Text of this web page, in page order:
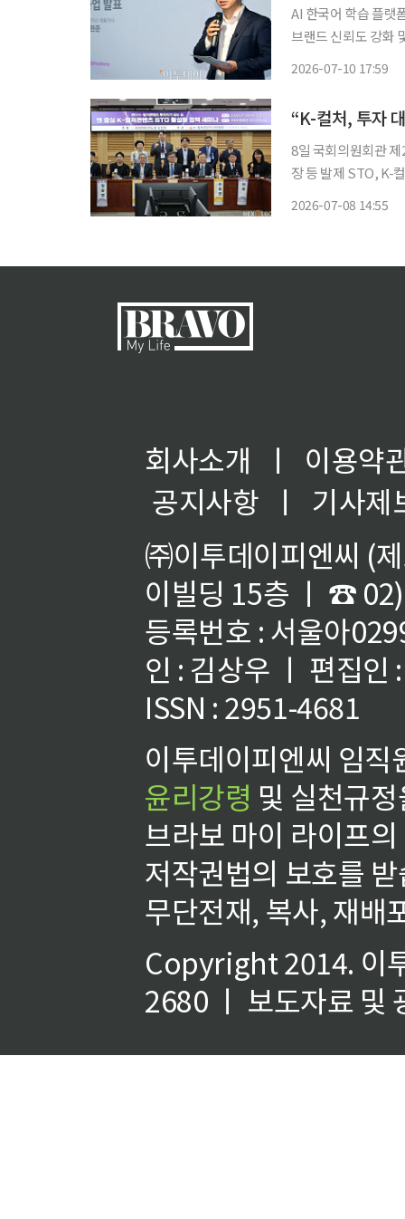
AI 한국어 학습 플랫
브랜드 신뢰도 강화
2026-07-10 17:59
“K-컬처, 투자
8일 국회의원회관 제
장 등 발제 STO, K-
2026-07-08 14:55
회사소개 ㅣ
이용약
공지사항
ㅣ
기사제
㈜이투데이피엔씨 (
이빌딩 15층 ㅣ ☎
등록번호 : 서울아
인 : 김상우 ㅣ 편집인
ISSN : 2951-4681
이투데이피엔씨 임
윤리강령 및 실천규
브라보 마이 라이프
저작권법의 보호를
무단전재, 복사, 재배
Copyright 2014. 이
2680 ㅣ 보도자료